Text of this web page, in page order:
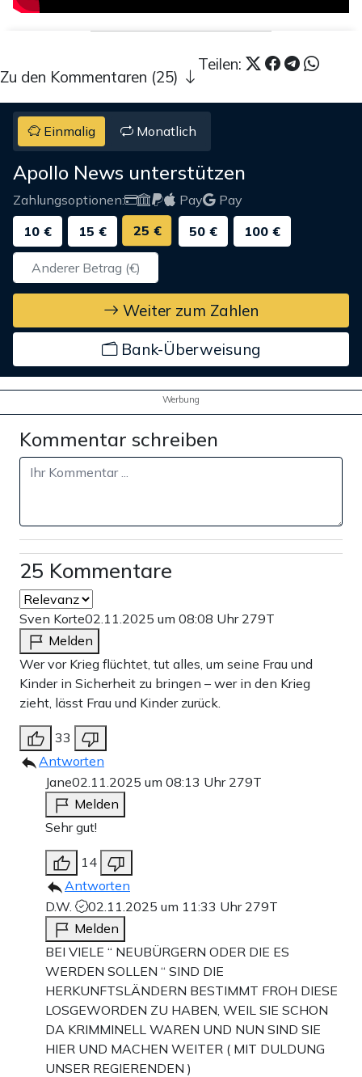
Teilen:
Zu den Kommentaren (25)
Einmalig Monatlich
Apollo News unterstützen
Zahlungsoptionen: Pay
Pay
10 €
15 € 25 € 50 € 100 €
Weiter zum Zahlen
Bank-Überweisung
Werbung
Kommentar schreiben
25 Kommentare
Sven Korte02.11.2025 um 08:08 Uhr 279T
Melden
Wer vor Krieg flüchtet, tut alles, um seine Frau und
Kinder in Sicherheit zu bringen – wer in den Krieg
zieht, lässt Frau und Kinder zurück.
33
Antworten
Jane02.11.2025 um 08:13 Uhr 279T
Melden
Sehr gut!
14
Antworten
D.W.
02.11.2025 um 11:33 Uhr 279T
Melden
BEI VIELE “ NEUBÜRGERN ODER DIE ES
WERDEN SOLLEN “ SIND DIE
HERKUNFTSLÄNDERN BESTIMMT FROH DIESE
LOSGEWORDEN ZU HABEN, WEIL SIE SCHON
DA KRIMMINELL WAREN UND NUN SIND SIE
HIER UND MACHEN WEITER ( MIT DULDUNG
UNSER REGIERENDEN )